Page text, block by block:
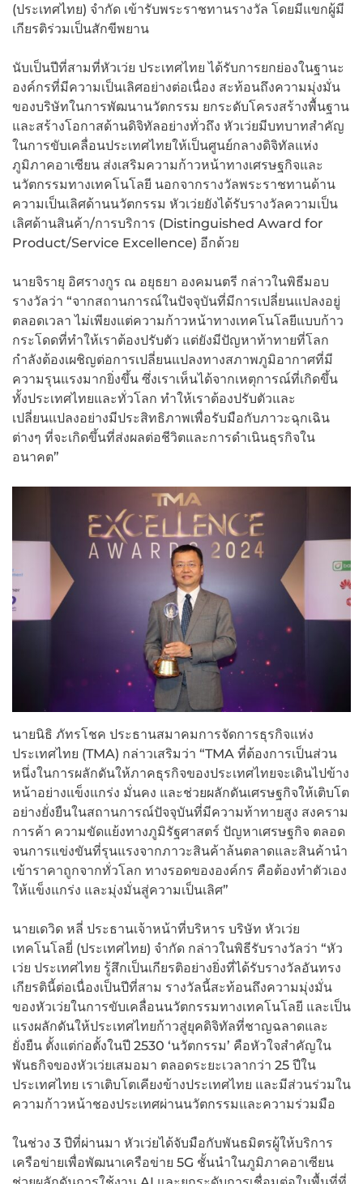
(ประเทศไทย) จำกัด เข้ารับพระราชทานรางวัล โดยมีแขกผู้มี
เกียรติร่วมเป็นสักขีพยาน
นับเป็นปีที่สามที่หัวเว่ย ประเทศไทย ได้รับการยกย่องในฐานะ
องค์กรที่มีความเป็นเลิศอย่างต่อเนื่อง สะท้อนถึงความมุ่งมั่น
ของบริษัทในการพัฒนานวัตกรรม ยกระดับโครงสร้างพื้นฐาน
และสร้างโอกาสด้านดิจิทัลอย่างทั่วถึง หัวเว่ยมีบทบาทสำคัญ
ในการขับเคลื่อนประเทศไทยให้เป็นศูนย์กลางดิจิทัลแห่ง
ภูมิภาคอาเซียน ส่งเสริมความก้าวหน้าทางเศรษฐกิจและ
นวัตกรรมทางเทคโนโลยี นอกจากรางวัลพระราชทานด้าน
ความเป็นเลิศด้านนวัตกรรม หัวเว่ยยังได้รับรางวัลความเป็น
เลิศด้านสินค้า/การบริการ (Distinguished Award for
Product/Service Excellence) อีกด้วย
นายจิรายุ อิศรางกูร ณ อยุธยา องคมนตรี กล่าวในพิธีมอบ
รางวัลว่า “จากสถานการณ์ในปัจจุบันที่มีการเปลี่ยนแปลงอยู่
ตลอดเวลา ไม่เพียงแต่ความก้าวหน้าทางเทคโนโลยีแบบก้าว
กระโดดที่ทำให้เราต้องปรับตัว แต่ยังมีปัญหาท้าทายที่โลก
กำลังต้องเผชิญต่อการเปลี่ยนแปลงทางสภาพภูมิอากาศที่มี
ความรุนแรงมากยิ่งขึ้น ซึ่งเราเห็นได้จากเหตุการณ์ที่เกิดขึ้น
ทั้งประเทศไทยและทั่วโลก ทำให้เราต้องปรับตัวและ
เปลี่ยนแปลงอย่างมีประสิทธิภาพเพื่อรับมือกับภาวะฉุกเฉิน
ต่างๆ ที่จะเกิดขึ้นที่ส่งผลต่อชีวิตและการดำเนินธุรกิจใน
อนาคต”
นายนิธิ ภัทรโชค ประธานสมาคมการจัดการธุรกิจแห่ง
ประเทศไทย (TMA) กล่าวเสริมว่า “TMA ที่ต้องการเป็นส่วน
หนึ่งในการผลักดันให้ภาคธุรกิจของประเทศไทยจะเดินไปข้าง
หน้าอย่างแข็งแกร่ง มั่นคง และช่วยผลักดันเศรษฐกิจให้เติบโต
อย่างยั่งยืนในสถานการณ์ปัจจุบันที่มีความท้าทายสูง สงคราม
การค้า ความขัดแย้งทางภูมิรัฐศาสตร์ ปัญหาเศรษฐกิจ ตลอด
จนการแข่งขันที่รุนแรงจากภาวะสินค้าล้นตลาดและสินค้านำ
เข้าราคาถูกจากทั่วโลก ทางรอดขององค์กร คือต้องทำตัวเอง
ให้แข็งแกร่ง และมุ่งมั่นสู่ความเป็นเลิศ”
นายเดวิด หลี่ ประธานเจ้าหน้าที่บริหาร บริษัท หัวเว่ย
เทคโนโลยี่ (ประเทศไทย) จำกัด กล่าวในพิธีรับรางวัลว่า “หัว
เว่ย ประเทศไทย รู้สึกเป็นเกียรติอย่างยิ่งที่ได้รับรางวัลอันทรง
เกียรตินี้ต่อเนื่องเป็นปีที่สาม รางวัลนี้สะท้อนถึงความมุ่งมั่น
ของหัวเว่ยในการขับเคลื่อนนวัตกรรมทางเทคโนโลยี และเป็น
แรงผลักดันให้ประเทศไทยก้าวสู่ยุคดิจิทัลที่ชาญฉลาดและ
ยั่งยืน ตั้งแต่ก่อตั้งในปี 2530 ‘นวัตกรรม’ คือหัวใจสำคัญใน
พันธกิจของหัวเว่ยเสมอมา ตลอดระยะเวลากว่า 25 ปีใน
ประเทศไทย เราเติบโตเคียงข้างประเทศไทย และมีส่วนร่วมใน
ความก้าวหน้าชองประเทศผ่านนวัตกรรมและความร่วมมือ
ในช่วง 3 ปีที่ผ่านมา หัวเว่ยได้จับมือกับพันธมิตรผู้ให้บริการ
เครือข่ายเพื่อพัฒนาเครือข่าย 5G ชั้นนำในภูมิภาคอาเซียน